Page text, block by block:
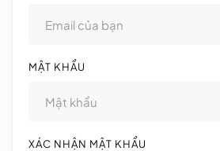
MẬT KHẨU
XÁC NHẬN MẬT KHẨU